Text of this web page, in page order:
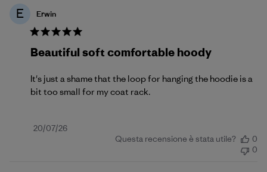
E Erwin
Beautiful soft comfortable hoody
It's just a shame that the loop for hanging the hoodie is a
bit too small for my coat rack.
Data
20/07/26
Questa recensione è stata utile?
0
0